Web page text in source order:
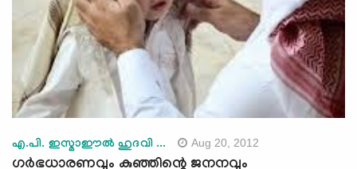
എ.പി. ഇസ്മാഈല്‍ ഹുദവി ... Aug 20, 2012
ഗര്‍ഭധാരണവും കുഞ്ഞിന്റെ ജനനവും